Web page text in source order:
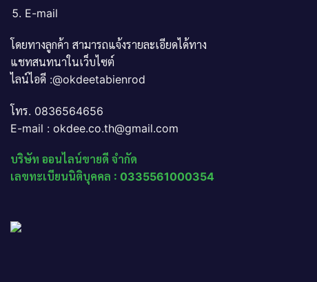
E-mail
โดยทางลูกค้า สามารถแจ้งรายละเอียดได้ทาง
แชทสนทนาในเว็บไซต์
ไลน์ไอดี :@okdeetabienrod
โทร. 0836564656
E-mail : okdee.co.th@gmail.com
บริษัท ออนไลน์ขายดี จำกัด
เลขทะเบียนนิติบุคคล : 0335561000354